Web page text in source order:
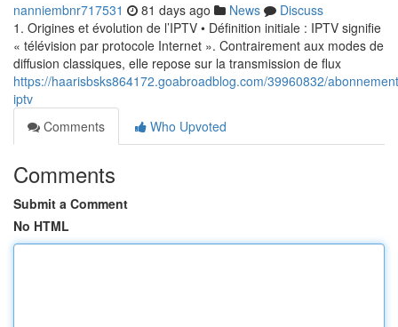
nanniembnr717531 81 days ago News
Discuss
1. Origines et évolution de l’IPTV • Définition initiale : IPTV signifie
« télévision par protocole Internet ». Contrairement aux modes de
diffusion classiques, elle repose sur la transmission de flux
https://haarisbsks864172.goabroadblog.com/39960832/
iptv
Comments
Who Upvoted
Comments
Submit a Comment
No HTML